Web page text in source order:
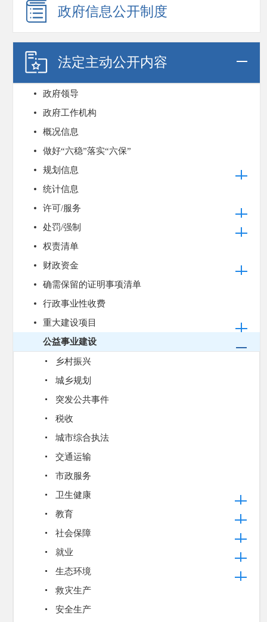
政府信息公开制度
法定主动公开内容
政府领导
政府工作机构
概况信息
做好“六稳”落实“六保”
规划信息
统计信息
许可/服务
处罚/强制
权责清单
财政资金
确需保留的证明事项清单
行政事业性收费
重大建设项目
公益事业建设
乡村振兴
城乡规划
突发公共事件
税收
城市综合执法
交通运输
市政服务
卫生健康
教育
社会保障
就业
生态环境
救灾生产
安全生产